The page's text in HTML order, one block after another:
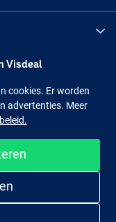
Instagram
en veilig shoppen
Visdeal
cookies. Er worden
advertenties. Meer